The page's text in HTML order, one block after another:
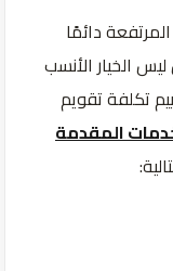
دائمًا
الخيار الأنسب
تكلفة تقويم
المقدمة